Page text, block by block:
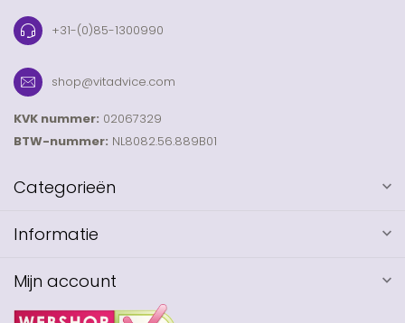
+31-(0)85-1300990
shop@vitadvice.com
KVK nummer: 02067329
BTW-nummer: NL8082.56.889B01
Categorieën
Informatie
Mijn account